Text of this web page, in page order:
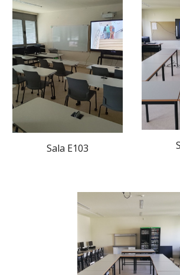
Sala E103